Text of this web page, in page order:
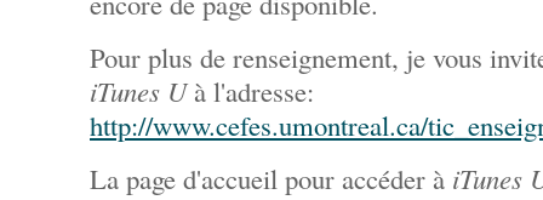
Pour plus de renseignement, je vous
iTunes Uà l'adresse:
http://www.cefes.umontreal.ca/
La page d'accueil pour accéder à iTunes